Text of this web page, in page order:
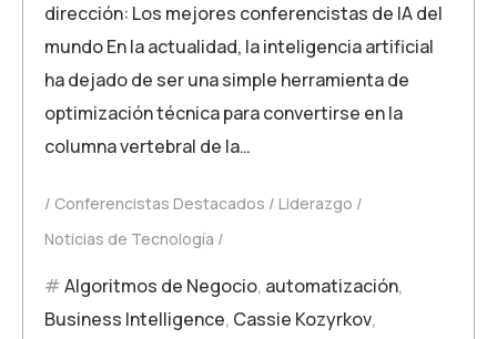
dirección: Los mejores conferencistas de IA del
mundo En la actualidad, la inteligencia artificial
ha dejado de ser una simple herramienta de
optimización técnica para convertirse en la
columna vertebral de la…
Conferencistas Destacados
Liderazgo
Noticias de Tecnología
Algoritmos de Negocio, automatización,
Business Intelligence, Cassie Kozyrkov,